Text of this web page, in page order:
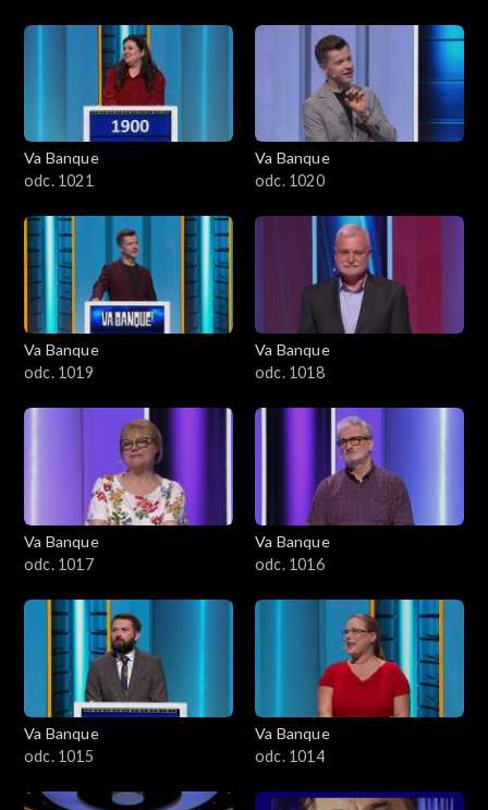
Va Banque
odc. 1021
Va Banque
odc. 1020
Va Banque
odc. 1019
Va Banque
odc. 1018
Va Banque
odc. 1017
Va Banque
odc. 1016
Va Banque
odc. 1015
Va Banque
odc. 1014